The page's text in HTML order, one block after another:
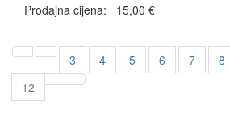
Prodajna cijena:
15,00 €
3 4 5 6 7 8
12